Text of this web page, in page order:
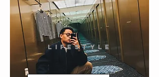
LIFESTYLE